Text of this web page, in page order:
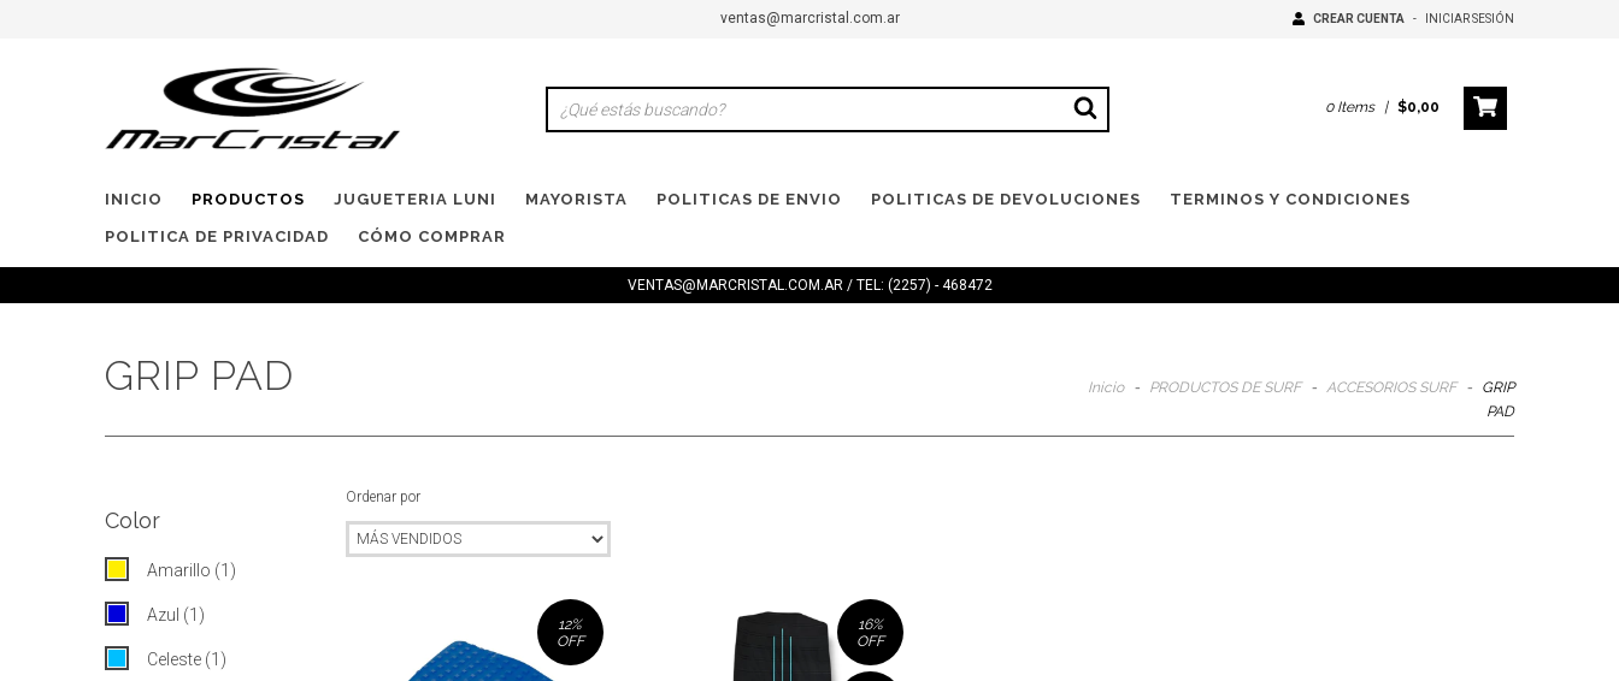
ventas@marcristal.com.ar CREAR CUENTA - INICIAR SESIÓN
0 Items | $0,00
INICIO PRODUCTOS JUGUETERIA LUNI MAYORISTA POLITICAS DE ENVIO POLITICAS DE DEVOLUCIONES TERMINOS Y CONDICIONES
POLITICA DE PRIVACIDAD CÓMO COMPRAR
VENTAS@MARCRISTAL.COM.AR/ TEL: (2257) - 468472
GRIP PAD Inicio - PRODUCTOS DE SURF - ACCESORIOS SURF -
GRIP
PAD
Color
Amarillo (1)
Azul (1)
Celeste (1)
Ordenar por
12%
OFF
16%
OFF